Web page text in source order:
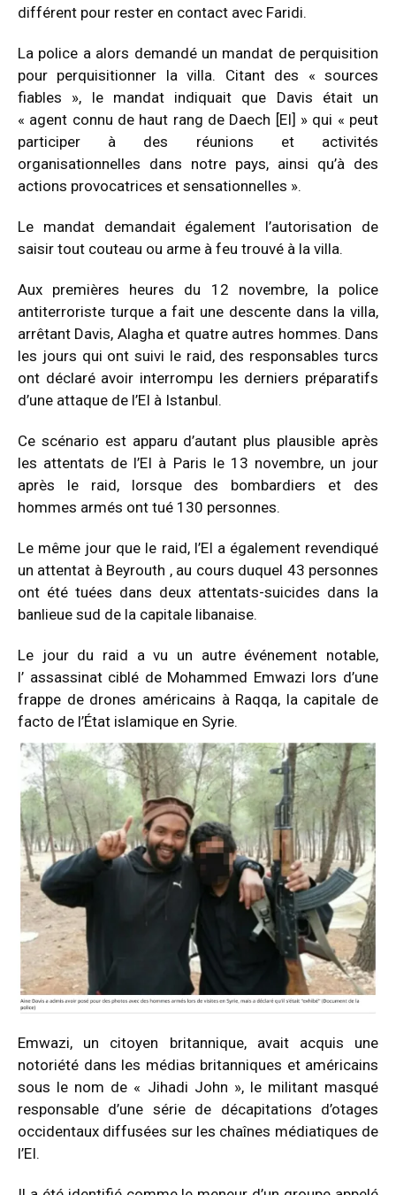
différent pour rester en contact avec Faridi.
La police a alors demandé un mandat de perquisition
pour perquisitionner la villa. Citant des « sources
fiables », le mandat indiquait que Davis était un
« agent connu de haut rang de Daech [EI] » qui « peut
participer à des réunions et activités
organisationnelles dans notre pays, ainsi qu’à des
actions provocatrices et sensationnelles ».
Le mandat demandait également l’autorisation de
saisir tout couteau ou arme à feu trouvé à la villa.
Aux premières heures du 12 novembre, la police
antiterroriste turque a fait une descente dans la villa,
arrêtant Davis, Alagha et quatre autres hommes. Dans
les jours qui ont suivi le raid, des responsables turcs
ont déclaré avoir interrompu les derniers préparatifs
d’une attaque de l’EI à Istanbul.
Ce scénario est apparu d’autant plus plausible après
les attentats de l’EI à Paris le 13 novembre, un jour
après le raid, lorsque des bombardiers et des
hommes armés ont tué 130 personnes.
Le même jour que le raid, l’EI a également revendiqué
un attentat à Beyrouth , au cours duquel 43 personnes
ont été tuées dans deux attentats-suicides dans la
banlieue sud de la capitale libanaise.
Le jour du raid a vu un autre événement notable,
l’ assassinat ciblé de Mohammed Emwazi lors d’une
frappe de drones américains à Raqqa, la capitale de
facto de l’État islamique en Syrie.
Emwazi, un citoyen britannique, avait acquis une
notoriété dans les médias britanniques et américains
sous le nom de « Jihadi John », le militant masqué
responsable d’une série de décapitations d’otages
occidentaux diffusées sur les chaînes médiatiques de
l’EI.